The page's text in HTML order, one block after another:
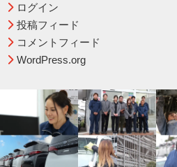
ログイン
投稿フィード
コメントフィード
WordPress.org